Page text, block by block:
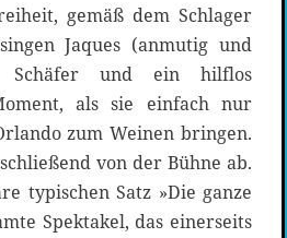
gemäß dem Schlager
Jaques (anmutig und
Schäfer und ein hilflos
als sie einfach nur
zum Weinen bringen.
von der Bühne ab.
typischen Satz »Die ganze
Spektakel, das einerseits